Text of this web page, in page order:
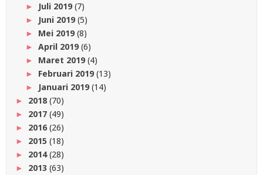
► Juli 2019(7)
► Juni 2019(5)
► Mei 2019(8)
► April 2019(6)
► Maret 2019(4)
► Februari 2019(13)
► Januari 2019(14)
► 2018 (70)
► 2017 (49)
► 2016(26)
► 2015 (18)
► 2014(28)
► 2013 (63)